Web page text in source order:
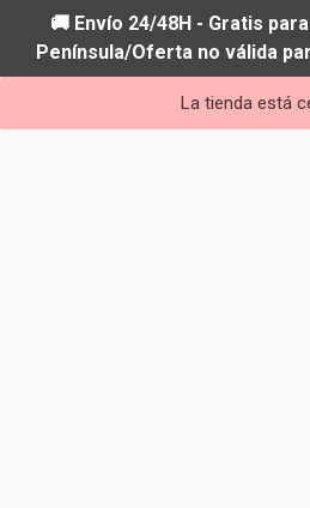
🚚 Envío 24/48H - Gratis
Península/Oferta no válida
La tienda está